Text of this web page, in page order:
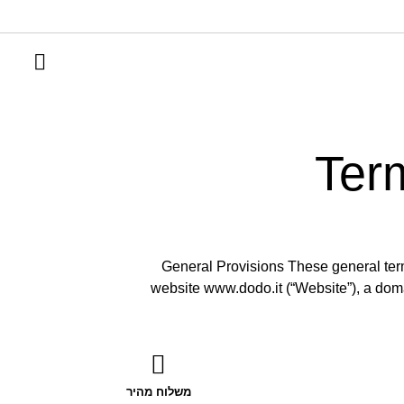
General Provisions These general
website www.dodo.it (“Website”), a
משלוח מהיר